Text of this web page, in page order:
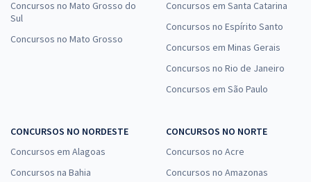
Concursos no Mato Grosso do
Sul
Concursos no Mato Grosso
Concursos em Santa Catarina
Concursos no Espírito Santo
Concursos em Minas Gerais
Concursos no Rio de Janeiro
Concursos em São Paulo
CONCURSOS NO NORDESTE
Concursos em Alagoas
Concursos na Bahia
CONCURSOS NO NORTE
Concursos no Acre
Concursos no Amazonas